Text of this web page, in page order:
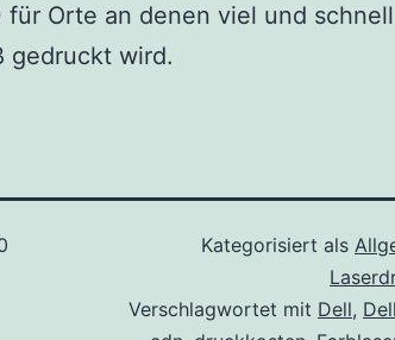
Orte an denen viel und
gedruckt wird.
Kategorisiert als
Verschlagwortet mit Dell,